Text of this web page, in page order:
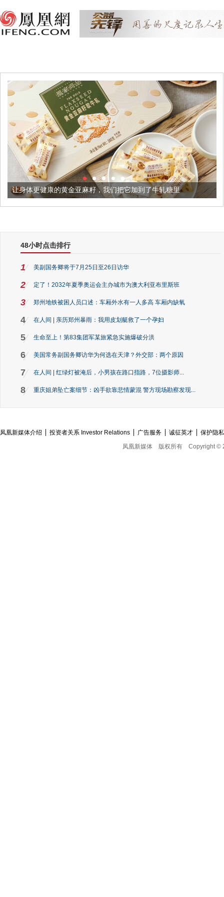
康的黄金亚麻籽，我们把它加到了牛轧糖里 被列入佛家
48小时点击排行
1 美副国务卿将于7月25日至26日访华
2 定了！2032年夏季奥运会主办城市为澳大利亚布里斯班
3 郑州地铁被困人员口述：车厢外水有一人多高 车厢内缺氧
4 在人间 | 亲历郑州暴雨：我用皮划艇救了一个孕妇
5 生命至上！第83集团军某旅紧急实施爆破分洪
6 美国常务副国务卿访华为何选在天津？外交部：两个原因
7 在人间 | 红绿灯被淹后，小男孩在路口指路，7位摄影师...
8 重庆姐弟坠亡案细节：凶手欲靠悲情蒙混 警方现场勘察发现...
凤凰新媒体介绍 投资者关系 Investor Relations 广告服务 诚征英才
保护隐
凤凰新媒体
版权所有 Copyright ©